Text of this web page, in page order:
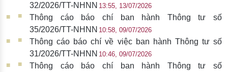
32/2026/TT-NHNN 13:55, 13/07/2026
Thông cáo báo chí ban hành Thông tư số
35/2026/TT-NHNN 10:58, 09/07/2026
Thông cáo báo chí về việc ban hành Thông tư số
31/2026/TT-NHNN 10:46, 09/07/2026
Thông cáo báo chí ban hành Thông tư số